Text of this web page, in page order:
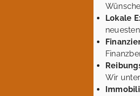
Lokale
Wir